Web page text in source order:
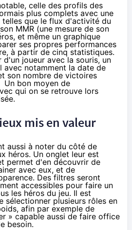
celle des profils des
plus complets avec une
que le flux d'activité du
MMR (une mesure de son
et même un graphique
ses propres performances
à partir de cinq statistiques.
d'un joueur avec la souris, un
avec notamment la date de
son nombre de victoires
Un bon moyen de
qui on se retrouve lors
mis en valeur
aussi à noter du côté de
héros. Un onglet leur est
permet d'en découvrir de
avec eux, et de
Des filtres seront
accessibles pour faire un
les héros du jeu. Il est
sélectionner plusieurs rôles en
afin par exemple de
» capable aussi de faire office
besoin.